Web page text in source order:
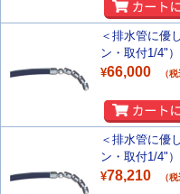
＜排水管に
ン・取付1/4"
¥66,000 （
＜排水管に
ン・取付1/4"
¥78,210 （